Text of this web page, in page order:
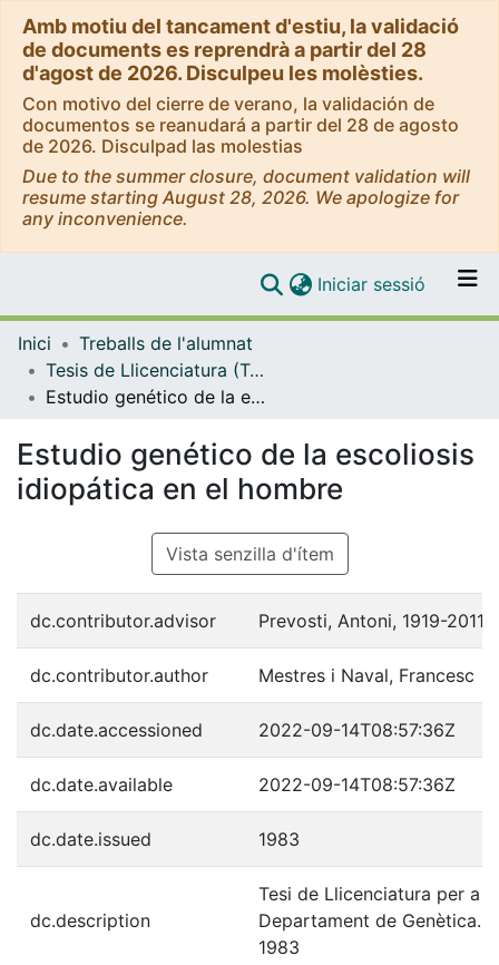
Amb motiu del tancament d'estiu, la validació
de documents es reprendrà a partir del 28
d'agost de 2026. Disculpeu les molèsties.
Con motivo del cierre de verano, la validación de
documentos se reanudará a partir del 28 de agosto
de 2026. Disculpad las molestias
Due to the summer closure, document validation will
resume starting August 28, 2026. We apologize for
any inconvenience.
Comunitats i col·leccions
Navega per tot el DD
Com publicar
Contacte
Iniciar sessió (current)
Inici
Treballs de l'alumnat
Tesis de Llicenciatura (Tesines) - Biologia
Estudio genético de la escoliosis idiopática en el hombre
Estudio genético de la escoliosis
idiopática en el hombre
Vista senzilla d'ítem
dc.contributor.advisor Prevosti, Antoni, 1919-2011
dc.contributor.author Mestres i Naval, Francesc
dc.date.accessioned 2022-09-14T08:57:36Z
dc.date.available 2022-09-14T08:57:36Z
dc.date.issued 1983
dc.description
Tesi de Llicenciatura per a
Departament de Genètica.
1983